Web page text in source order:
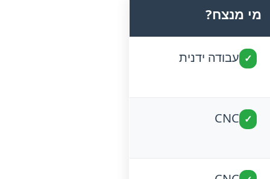
מי מנצח?
✓ עבודה ידנית
✓
CNC